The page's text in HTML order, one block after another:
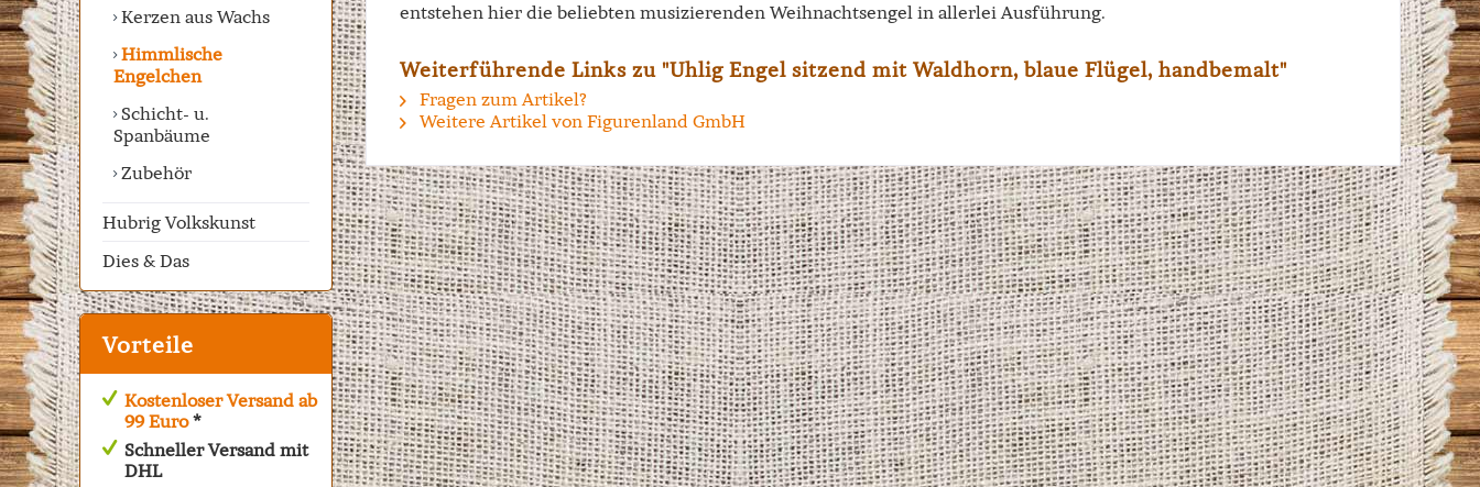
Kerzen aus Wachs
Himmlische
Engelchen
Schicht- u.
Spanbäume
Zubehör
Hubrig Volkskunst
Dies & Das
Vorteile
Kostenloser Versand ab
99 Euro*
Schneller Versand mit
DHL
entstehen hier die beliebten musizierenden Weihnachtsengel in allerlei Ausführung.
Weiterführende Links zu "Uhlig Engel sitzend mit Waldhorn, blaue Flügel, handbemalt"
Fragen zum Artikel?
Weitere Artikel von Figurenland GmbH